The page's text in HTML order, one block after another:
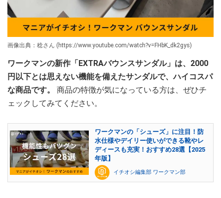
画像出典：稔さん (https://www.youtube.com/watch?v=FHbK_dk2gys)
ワークマンの新作「EXTRAバウンスサンダル」は、2000
円以下とは思えない機能を備えたサンダルで、ハイコスパ
な商品です。 商品の特徴が気になっている方は、ぜひチ
ェックしてみてください。
ワークマンの「シューズ」に注目！防
水仕様やデイリー使いができる靴やレ
ディースも充実！おすすめ28選【2025
年版】
イチオシ編集部 ワークマン部